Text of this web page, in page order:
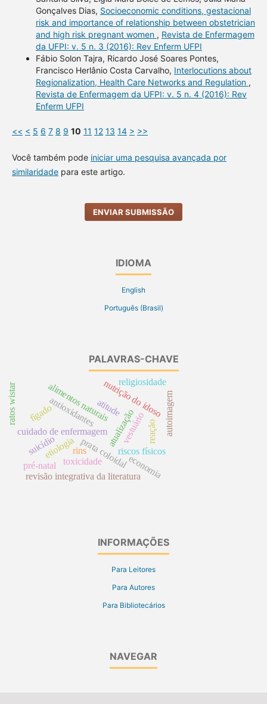
Gonçalves Dias, Socioeconomic conditions, gestacional
risk and importance of relationship between obstetrician
and high risk pregnant women , Revista de Enfermagem
da UFPI: v. 5 n. 3 (2016): Rev Enferm UFPI
Fábio Solon Tajra, Ricardo José Soares Pontes,
Francisco Herlânio Costa Carvalho, Interlocutions about
Regionalization, Health Care Networks and Regulation ,
Revista de Enfermagem da UFPI: v. 5 n. 4 (2016): Rev
Enferm UFPI
<< < 5 6 7 8 9 10 11 12 13 14 > >>
Você também pode iniciar uma pesquisa avançada por
similaridadepara este artigo.
ENVIAR SUBMISSÃO
IDIOMA
English
Português (Brasil)
PALAVRAS-CHAVE
cuidado de enfermagem
prata coloidal
etiologia
revisão integrativa da literatura
atualização
antioxidantes
alimentos naturaisnutrição do idoso
riscos físicos
autoimagem
rins
suicídio
vestuário
economia
fígado
reação
toxicidade
ratos wistar atitude
religiosidade
pré-natal
INFORMAÇÕES
Para Leitores
Para Autores
Para Bibliotecários
NAVEGAR